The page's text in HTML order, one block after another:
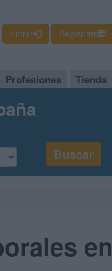
Entrar Regístrate
Profesiones Tienda
en